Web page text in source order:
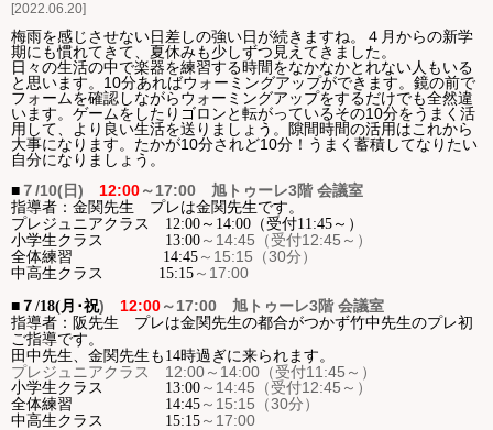
お問い合わせ
ジュニアオケブログ
2022.06.20
梅雨を感じさせない日差しの強い日が続きますね。４月からの新学
期にも慣れてきて、夏休みも少しずつ見えてきました。
日々の生活の中で楽器を練習する時間をなかなかとれない人もいる
と思います。10分あればウォーミングアップができます。鏡の前で
フォームを確認しながらウォーミングアップをするだけでも全然違
います。ゲームをしたりゴロンと転がっているその10分をうまく活
用して、より良い生活を送りましょう。隙間時間の活用はこれから
大事になります。たかが10分されど10分！うまく蓄積してなりたい
自分になりましょう。
■ ７/10(日) 12:00～17:00 旭トゥーレ3階 会議室
指導者：金関先生 プレは金関先生です。
プレジュニアクラス 12:00～14:00（受付11:45～）
小学生クラス 13:00 ～ 14:45 （受付12:45 ～）
全体練習 14:45 ～ 15:15 （30分）
中高生クラス 15:15 ～ 17:00
■７ /18(月･祝) 12:00～17:00 旭トゥーレ3階 会議室
指導者：阪先生 プレは金関先生の都合がつかず竹中先生のプレ初
ご指導です。
田中先生、金関先生も14時過ぎに来られます。
プレジュニアクラス 12:00～14:00（受付11:45～）
小学生クラス 13:00 ～ 14:45 （受付12:45 ～）
全体練習 14:45 ～ 15:15 （30分）
中高生クラス 15:15 ～ 17:00